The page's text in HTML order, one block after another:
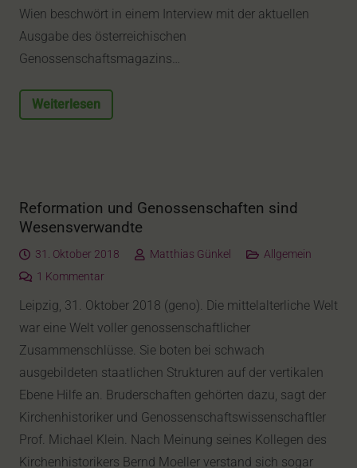
Wien beschwört in einem Interview mit der aktuellen
Ausgabe des österreichischen
Genossenschaftsmagazins…
Weiterlesen
Reformation und Genossenschaften sind
Wesensverwandte
31. Oktober 2018 Matthias Günkel
Allgemein
1 Kommentar
Leipzig, 31. Oktober 2018 (geno). Die mittelalterliche Welt
war eine Welt voller genossenschaftlicher
Zusammenschlüsse. Sie boten bei schwach
ausgebildeten staatlichen Strukturen auf der vertikalen
Ebene Hilfe an. Bruderschaften gehörten dazu, sagt der
Kirchenhistoriker und Genossenschaftswissenschaftler
Prof. Michael Klein. Nach Meinung seines Kollegen des
Kirchenhistorikers Bernd Moeller verstand sich sogar